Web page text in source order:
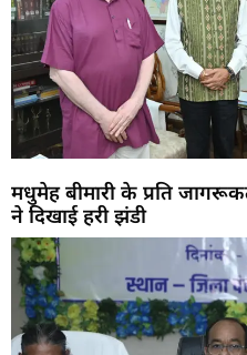
मधुमेह बीमारी के प्रति
ने दिखाई हरी झंडी